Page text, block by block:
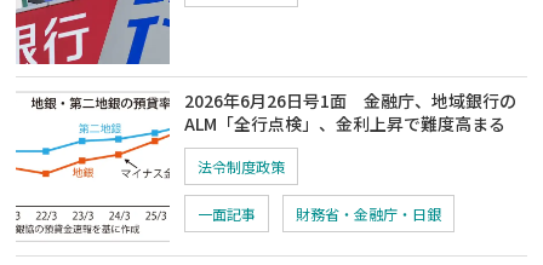
2026年6月26日号1面 金融庁、地域銀行の
ALM「全行点検」、金利上昇で難度高まる
法令制度政策
一面記事 財務省・金融庁・日銀